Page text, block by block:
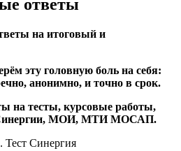
ответы
на итоговый и
эту головную боль на себя:
анонимно, и точно в срок.
на тесты, курсовые работы,
МОИ, МТИ МОСАП.
Синергия